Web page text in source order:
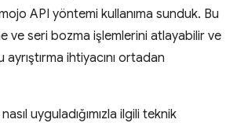
API yöntemi kullanıma sunduk. Bu
ve seri bozma işlemlerini atlayabilir ve
ihtiyacını ortadan
uyguladığımızla ilgili teknik